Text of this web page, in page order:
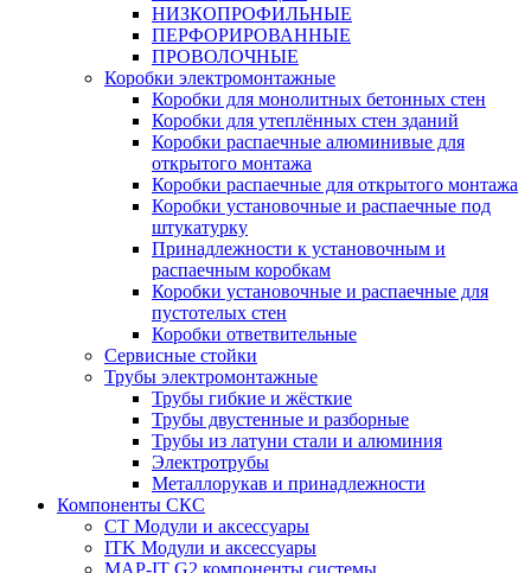
НИЗКОПРОФИЛЬНЫЕ
ПЕРФОРИРОВАННЫЕ
ПРОВОЛОЧНЫЕ
Коробки электромонтажные
Коробки для монолитных бетонных стен
Коробки для утеплённых стен зданий
Коробки распаечные алюминивые для
открытого монтажа
Коробки распаечные для открытого монтажа
Коробки установочные и распаечные под
штукатурку
Принадлежности к установочным и
распаечным коробкам
Коробки установочные и распаечные для
пустотелых стен
Коробки ответвительные
Сервисные стойки
Трубы электромонтажные
Трубы гибкие и жёсткие
Трубы двустенные и разборные
Трубы из латуни стали и алюминия
Электротрубы
Металлорукав и принадлежности
Компоненты СКС
CT Модули и аксессуары
ITK Модули и аксессуары
MAP-IT G2 компоненты системы